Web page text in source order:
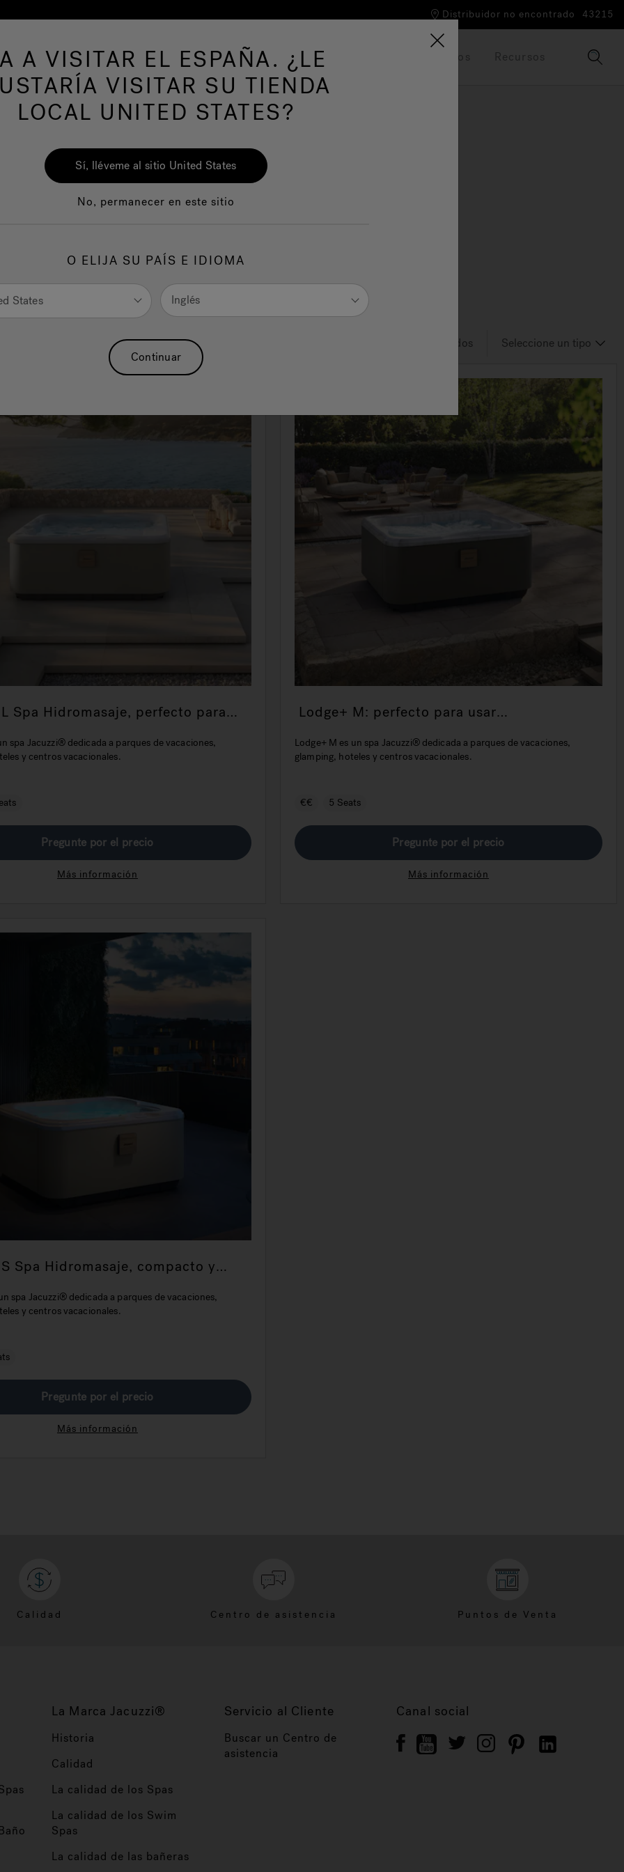
Distribuidor no encontrado 43215
Spas Swim Spas Baño Wellness La Marca Jacuzzi® Folletos Recursos
Lodge+
y centros vacacionales. En otras palabras, ha sido diseñada para
con frecuencia y en buena compañía.
Resultados
Spa Hidromasaje, perfecto para
spa Jacuzzi® dedicada a parques de vacaciones,
y centros vacacionales.
Pregunte por el precio
Más información
Lodge+ M: perfecto para usar
Lodge+ M es un spa Jacuzzi® dedicada a parques de vacaciones,
glamping, hoteles y centros vacacionales.
€€ 5 Seats
Pregunte por el precio
Más información
Spa Hidromasaje, compacto y
la hostelería
spa Jacuzzi® dedicada a parques de vacaciones,
y centros vacacionales.
Pregunte por el precio
Más información
Calidad Centro de asistencia Puntos de Venta
La Marca Jacuzzi®
Historia
Calidad
La calidad de los Spas
La calidad de los Swim
Spas
La calidad de las bañeras
Servicio al Cliente
Buscar un Centro de
asistencia
Canal social
A VISITAR EL ESPAÑA. ¿LE
VISITAR SU TIENDA
LOCAL UNITED STATES?
Sí, lléveme al sitio United States
No, permanecer en este sitio
O ELIJA SU PAÍS E IDIOMA
States Inglés
Continuar